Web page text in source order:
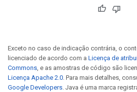
Exceto no caso de indicação contrária, o
licenciado de acordo com a Licença de
Commons, e as amostras de código são
Licença Apache 2.0. Para mais detalhes,
Google Developers. Java é uma marca